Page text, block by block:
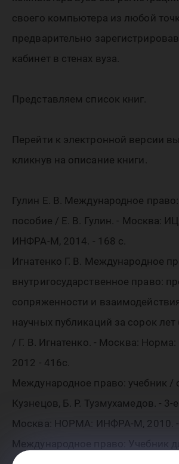
своего компьютера из любой
предварительно
кабинет в стенах вуза.
Представляем список книг.
Перейти к электронной версии
кликнув на описание книги.
Гулин Е. В. Международное
пособие / Е. В. Гулин. - Москва:
ИНФРА-М, 2014. - 168 с.
Игнатенко Г. В. Международное
внутригосударственное право:
сопряженности и
научных публикаций за сорок лет
/ Г. В. Игнатенко. - Москва:
2012 - 416с.
Международное право: учебник /
Кузнецов, Б. Р. Тузмухамедов. - 3-
Москва: НОРМА: ИНФРА-М, 2010. -
Международное право: Учебник